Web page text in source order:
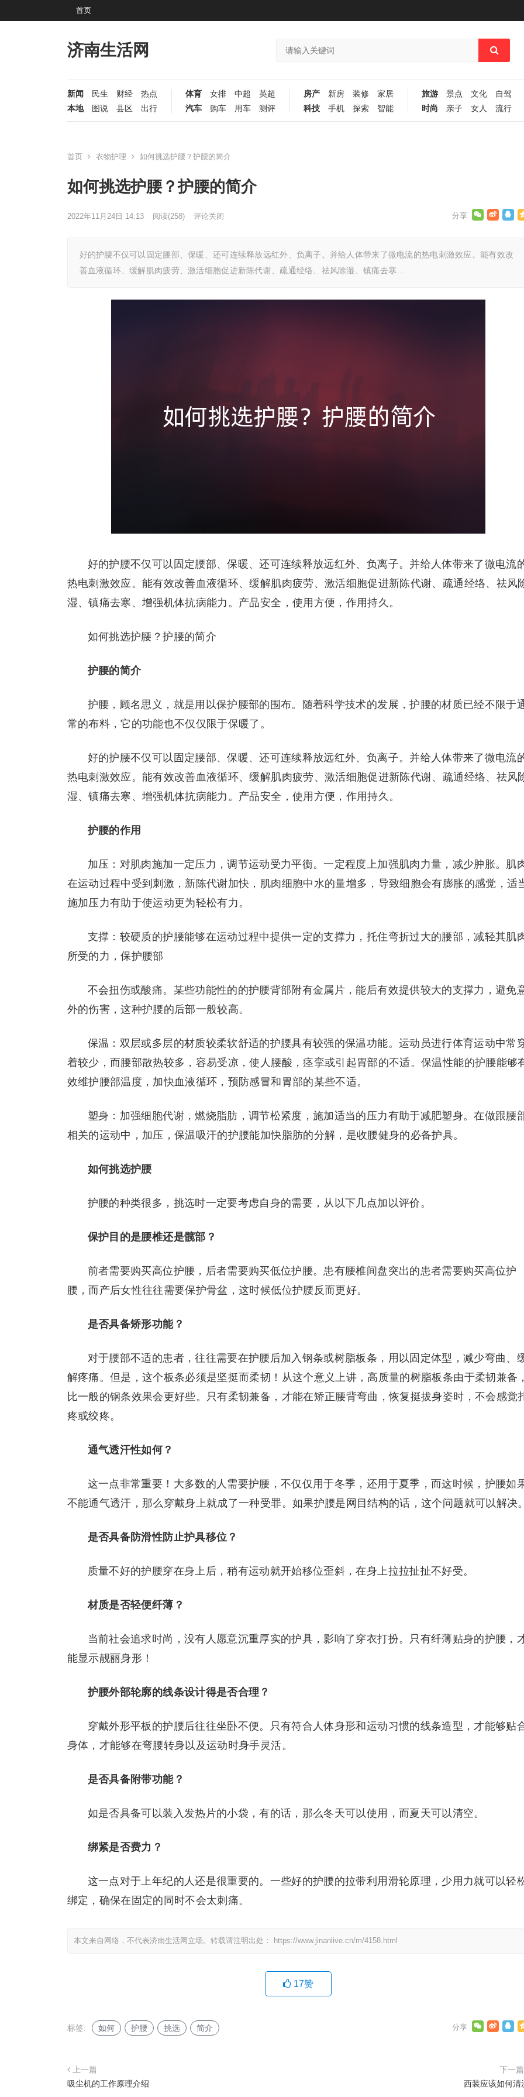
首页
济南生活网
新闻 民生 财经
热点
本地
图说 县区 出行
体育 女排 中超
英超
汽车
购车 用车 测评
房产 新房 装修
家居
科技
手机 探索 智能
旅游 景点 文化
自驾
时尚
亲子 女人 流行
首页 衣物护理 如何挑选护腰？护腰的简介
如何挑选护腰？护腰的简介
2022年11月24日 14:13 阅读(258) 评论关闭
好的护腰不仅可以固定腰部、保暖、还可连续释放远红外、负离子。并给人体带来了微电流的热电刺激效应。能有效改
善血液循环、缓解肌肉疲劳、激活细胞促进新陈代谢、疏通经络、祛风除湿、镇痛去寒…
好的护腰不仅可以固定腰部、保暖、还可连续释放远红外、负离子。并给人体带来了微电流
热电刺激效应。能有效改善血液循环、缓解肌肉疲劳、激活细胞促进新陈代谢、疏通经络、祛风
湿、镇痛去寒、增强机体抗病能力。产品安全，使用方便，作用持久。
如何挑选护腰？护腰的简介
护腰的简介
护腰，顾名思义，就是用以保护腰部的围布。随着科学技术的发展，护腰的材质已经不限于
常的布料，它的功能也不仅仅限于保暖了。
好的护腰不仅可以固定腰部、保暖、还可连续释放远红外、负离子。并给人体带来了微电流
热电刺激效应。能有效改善血液循环、缓解肌肉疲劳、激活细胞促进新陈代谢、疏通经络、祛风
湿、镇痛去寒、增强机体抗病能力。产品安全，使用方便，作用持久。
护腰的作用
加压：对肌肉施加一定压力，调节运动受力平衡。一定程度上加强肌肉力量，减少肿胀。肌
在运动过程中受到刺激，新陈代谢加快，肌肉细胞中水的量增多，导致细胞会有膨胀的感觉，适
施加压力有助于使运动更为轻松有力。
支撑：较硬质的护腰能够在运动过程中提供一定的支撑力，托住弯折过大的腰部，减轻其肌
所受的力，保护腰部
不会扭伤或酸痛。某些功能性的的护腰背部附有金属片，能后有效提供较大的支撑力，避免
外的伤害，这种护腰的后部一般较高。
保温：双层或多层的材质较柔软舒适的护腰具有较强的保温功能。运动员进行体育运动中常
着较少，而腰部散热较多，容易受凉，使人腰酸，痉挛或引起胃部的不适。保温性能的护腰能够
效维护腰部温度，加快血液循环，预防感冒和胃部的某些不适。
塑身：加强细胞代谢，燃烧脂肪，调节松紧度，施加适当的压力有助于减肥塑身。在做跟腰
相关的运动中，加压，保温吸汗的护腰能加快脂肪的分解，是收腰健身的必备护具。
如何挑选护腰
护腰的种类很多，挑选时一定要考虑自身的需要，从以下几点加以评价。
保护目的是腰椎还是髋部？
前者需要购买高位护腰，后者需要购买低位护腰。患有腰椎间盘突出的患者需要购买高位护
腰，而产后女性往往需要保护骨盆，这时候低位护腰反而更好。
是否具备矫形功能？
对于腰部不适的患者，往往需要在护腰后加入钢条或树脂板条，用以固定体型，减少弯曲、
解疼痛。但是，这个板条必须是坚挺而柔韧！从这个意义上讲，高质量的树脂板条由于柔韧兼备
比一般的钢条效果会更好些。只有柔韧兼备，才能在矫正腰背弯曲，恢复挺拔身姿时，不会感觉
疼或绞疼。
通气透汗性如何？
这一点非常重要！大多数的人需要护腰，不仅仅用于冬季，还用于夏季，而这时候，护腰如
不能通气透汗，那么穿戴身上就成了一种受罪。如果护腰是网目结构的话，这个问题就可以解决
是否具备防滑性防止护具移位？
质量不好的护腰穿在身上后，稍有运动就开始移位歪斜，在身上拉拉扯扯不好受。
材质是否轻便纤薄？
当前社会追求时尚，没有人愿意沉重厚实的护具，影响了穿衣打扮。只有纤薄贴身的护腰，
能显示靓丽身形！
护腰外部轮廓的线条设计得是否合理？
穿戴外形平板的护腰后往往坐卧不便。只有符合人体身形和运动习惯的线条造型，才能够贴
身体，才能够在弯腰转身以及运动时身手灵活。
是否具备附带功能？
如是否具备可以装入发热片的小袋，有的话，那么冬天可以使用，而夏天可以清空。
绑紧是否费力？
这一点对于上年纪的人还是很重要的。一些好的护腰的拉带利用滑轮原理，少用力就可以轻
绑定，确保在固定的同时不会太刺痛。
本文来自网络，不代表济南生活网立场。转载请注明出处： https://www.jinanlive.cn/m/4158.html
17赞
标签: 如何 护腰 挑选 简介
上一篇
吸尘机的工作原理介绍
下一
西装应该如何清